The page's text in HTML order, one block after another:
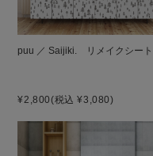
puu ／ Saijiki. リメイクシート
¥2,800(税込 ¥3,080)